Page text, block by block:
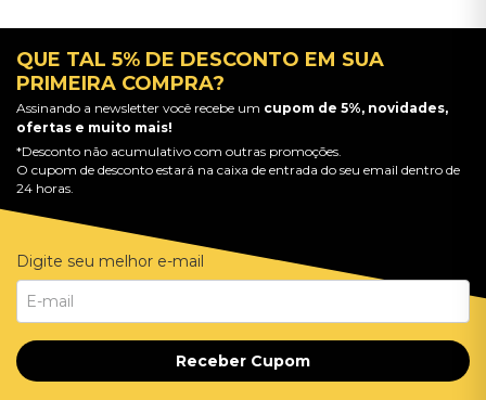
QUE TAL 5% DE DESCONTO EM SUA
PRIMEIRA COMPRA?
Assinando a newsletter você recebe um cupom de 5%, novidades,
ofertas e muito mais!
*Desconto não acumulativo com outras promoções.
O cupom de desconto estará na caixa de entrada do seu email dentro de
24 horas.
Digite seu melhor e-mail
Receber Cupom